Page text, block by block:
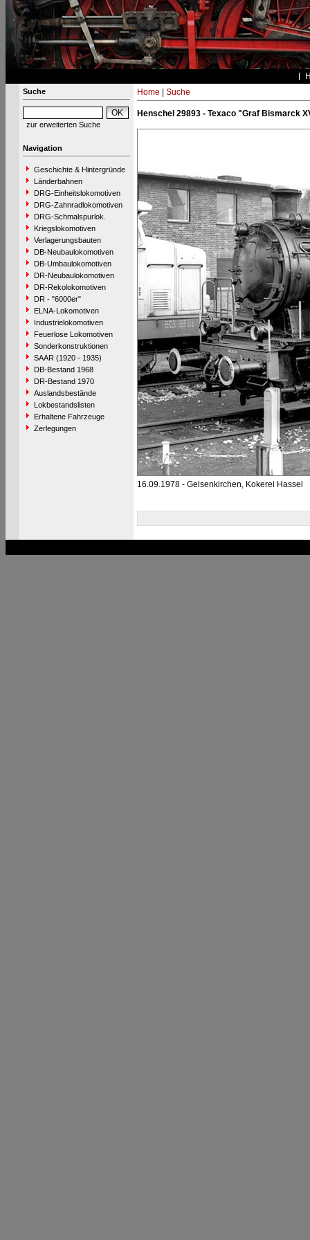
Suche
zur erweiterten Suche
Navigation
Geschichte & Hintergründe
Länderbahnen
DRG-Einheitslokomotiven
DRG-Zahnradlokomotiven
DRG-Schmalspurlok.
Kriegslokomotiven
Verlagerungsbauten
DB-Neubaulokomotiven
DB-Umbaulokomotiven
DR-Neubaulokomotiven
DR-Rekolokomotiven
DR - "6000er"
ELNA-Lokomotiven
Industrielokomotiven
Feuerlose Lokomotiven
Sonderkonstruktionen
SAAR (1920 - 1935)
DB-Bestand 1968
DR-Bestand 1970
Auslandsbestände
Lokbestandslisten
Erhaltene Fahrzeuge
Zerlegungen
Home Suche
Henschel 29893 - Texaco "Graf Bismarck
16.09.1978 - Gelsenkirchen, Kokerei Hassel